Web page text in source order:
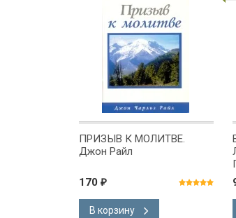
ПРИЗЫВ К МОЛИТВЕ.
Джон Райл
170 ₽
В корзину